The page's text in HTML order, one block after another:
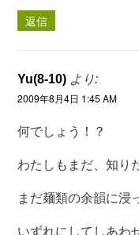
返信
Yu(8-10) より:
2009年8月4日 1:45 AM
何でしょう！？
わたしもまだ、知り
まだ麺類の余韻に浸
いずれにしてしあわ